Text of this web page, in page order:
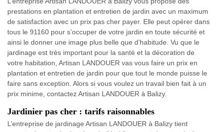
prestations en plantation et entretien de jardin avec un maximum
de satisfaction avec un prix pas cher payer. Elle peut opérer dans
tous le 91160 pour s’occuper de votre jardin en toute sécurité et
ainsi le donner une image plus belle que d’habitude. Vu que le
jardinage est très important pour la santé et la décoration de
votre habitation, Artisan LANDOUER vas vous faire un prix en
plantation et entretien de jardin pour que tout le monde puisse le
faire sans exception. Alors si vous voulez un travail bien fait à un
prix minime, contactez Artisan LANDOUER à Balizy.
Jardinier pas cher : tarifs raisonnables
L’entreprise de jardinage Artisan LANDOUER à Balizy tient